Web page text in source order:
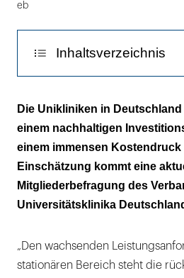
eb
Inhaltsverzeichnis
Kaum noch Überschüsse
Finanzierungsprobleme
Unklare Zukunftspläne
Die Unikliniken in
einem nachhaltigen
einem immensen Kostendruck
Einschätzung kommt eine
Mitgliederbefragung des
Universitätsklinika
„Den wachsenden
stationären Bereich steht die